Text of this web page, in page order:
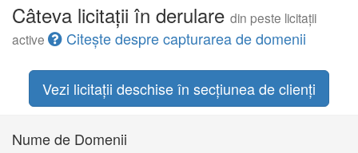
Câteva licitații în derulare din peste licitații
active
Citește despre capturarea de domenii
Vezi licitații deschise în secțiunea de clienți
Nume de Domenii